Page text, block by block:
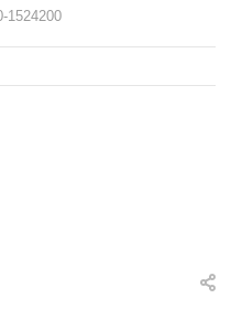
1524200